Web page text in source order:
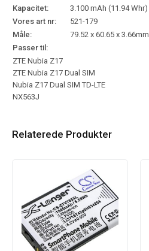
Kapacitet:
3.100 mAh (11.94 Whr)
Vores art nr:
521-179
Måle:
79.52 x 60.65 x 3.66mm
Passer til:
ZTE Nubia Z17
ZTE Nubia Z17 Dual SIM
Nubia Z17 Dual SIM TD-LTE
NX563J
Relaterede Produkter